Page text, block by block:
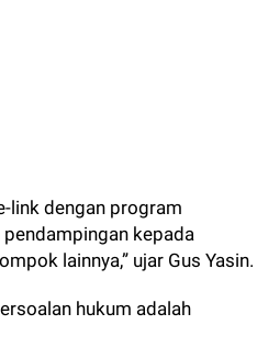
link dengan program
kepada
lainnya,” ujar Gus Yasin.
hukum adalah